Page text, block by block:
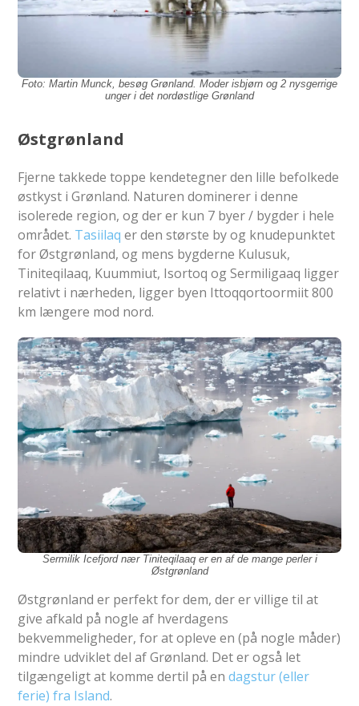
Foto: Martin Munck, besøg Grønland. Moder isbjørn og 2 nysgerrige
unger i det nordøstlige Grønland
Østgrønland
Fjerne takkede toppe kendetegner den lille befolkede
østkyst i Grønland. Naturen dominerer i denne
isolerede region, og der er kun 7 byer / bygder i hele
området. Tasiilaq er den største by og knudepunktet
for Østgrønland, og mens bygderne Kulusuk,
Tiniteqilaaq, Kuummiut, Isortoq og Sermiligaaq ligger
relativt i nærheden, ligger byen Ittoqqortoormiit 800
km længere mod nord.
Sermilik Icefjord nær Tiniteqilaaq er en af ​​de mange perler i
Østgrønland
Østgrønland er perfekt for dem, der er villige til at
give afkald på nogle af hverdagens
bekvemmeligheder, for at opleve en (på nogle måder)
mindre udviklet del af Grønland. Det er også let
tilgængeligt at komme dertil på endagstur (eller
ferie) fra Island.